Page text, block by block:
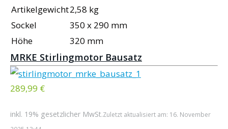
Artikelgewicht2,58 kg
Sockel
350 x 290 mm
Höhe
320 mm
MRKE Stirlingmotor Bausatz
289,99 €
inkl. 19% gesetzlicher MwSt.Zuletzt aktualisiert am: 16. November